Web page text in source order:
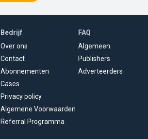
Bedrijf
Over ons
Contact
Abonnementen
Cases
Privacy policy
Algemene Voorwaarden
Referral Programma
FAQ
Algemeen
Publishers
Adverteerders